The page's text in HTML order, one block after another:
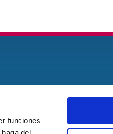
funciones